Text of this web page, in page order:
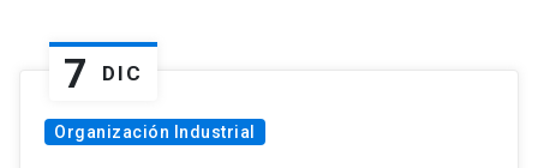
7 DIC
Organización Industrial